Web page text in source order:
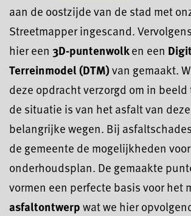
aan de oostzijde van de stad met
Streetmapper ingescand.
hier een 3D-puntenwolken een
Terreinmodel (DTM)van gemaakt.
deze opdracht verzorgd om in
de situatie is van het asfalt van
belangrijke wegen. Bij
de gemeente de mogelijkheden
onderhoudsplan. De gemaakte
vormen een perfecte basis voor het
asfaltontwerpwat we hier